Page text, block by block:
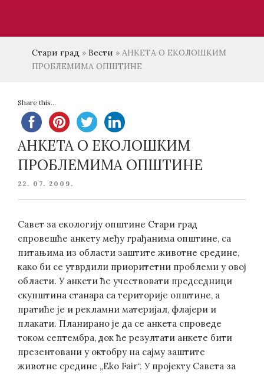
Стари град » Вести » АНКЕТА О ЕКОЛОШКИМ
ПРОБЛЕМИМА ОПШТИНЕ
Share this...
АНКЕТА О ЕКОЛОШКИМ
ПРОБЛЕМИМА ОПШТИНЕ
POSTED
22. 07. 2009.
Савет за екологију општине Стари град
спровешће анкету међу грађанима општине, са
питањима из области заштите животне средине,
како би се утврдили приоритетни проблеми у овој
области. У анкети ће учествовати председници
скупштина станара са територије општине, а
пратиће је и рекламни материјал, флајери и
плакати. Планирано је да се анкета спроведе
током септембра, док ће резултати анкете бити
презентовани у октобру на сајму заштите
животне средине „Eko Fair“. У пројекту Савета за